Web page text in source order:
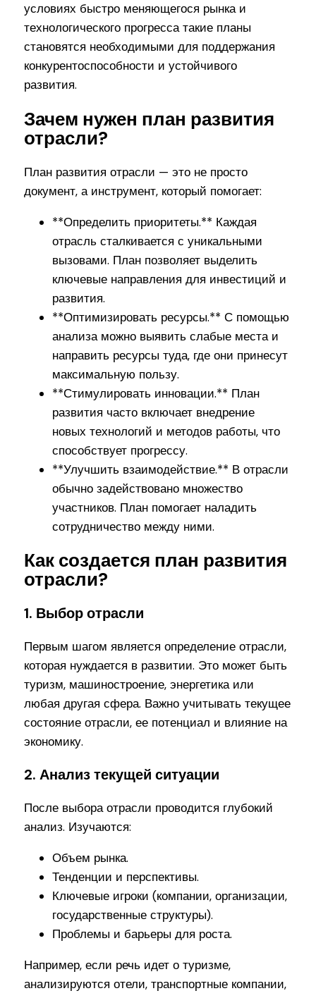
условиях быстро меняющегося рынка и
технологического прогресса такие планы
становятся необходимыми для поддержания
конкурентоспособности и устойчивого
развития.
Зачем нужен план развития
отрасли?
План развития отрасли — это не просто
документ, а инструмент, который помогает:
**Определить приоритеты.** Каждая
отрасль сталкивается с уникальными
вызовами. План позволяет выделить
ключевые направления для инвестиций и
развития.
**Оптимизировать ресурсы.** С помощью
анализа можно выявить слабые места и
направить ресурсы туда, где они принесут
максимальную пользу.
**Стимулировать инновации.** План
развития часто включает внедрение
новых технологий и методов работы, что
способствует прогрессу.
**Улучшить взаимодействие.** В отрасли
обычно задействовано множество
участников. План помогает наладить
сотрудничество между ними.
Как создается план развития
отрасли?
1. Выбор отрасли
Первым шагом является определение отрасли,
которая нуждается в развитии. Это может быть
туризм, машиностроение, энергетика или
любая другая сфера. Важно учитывать текущее
состояние отрасли, ее потенциал и влияние на
экономику.
2. Анализ текущей ситуации
После выбора отрасли проводится глубокий
анализ. Изучаются:
Объем рынка.
Тенденции и перспективы.
Ключевые игроки (компании, организации,
государственные структуры).
Проблемы и барьеры для роста.
Например, если речь идет о туризме,
анализируются отели, транспортные компании,